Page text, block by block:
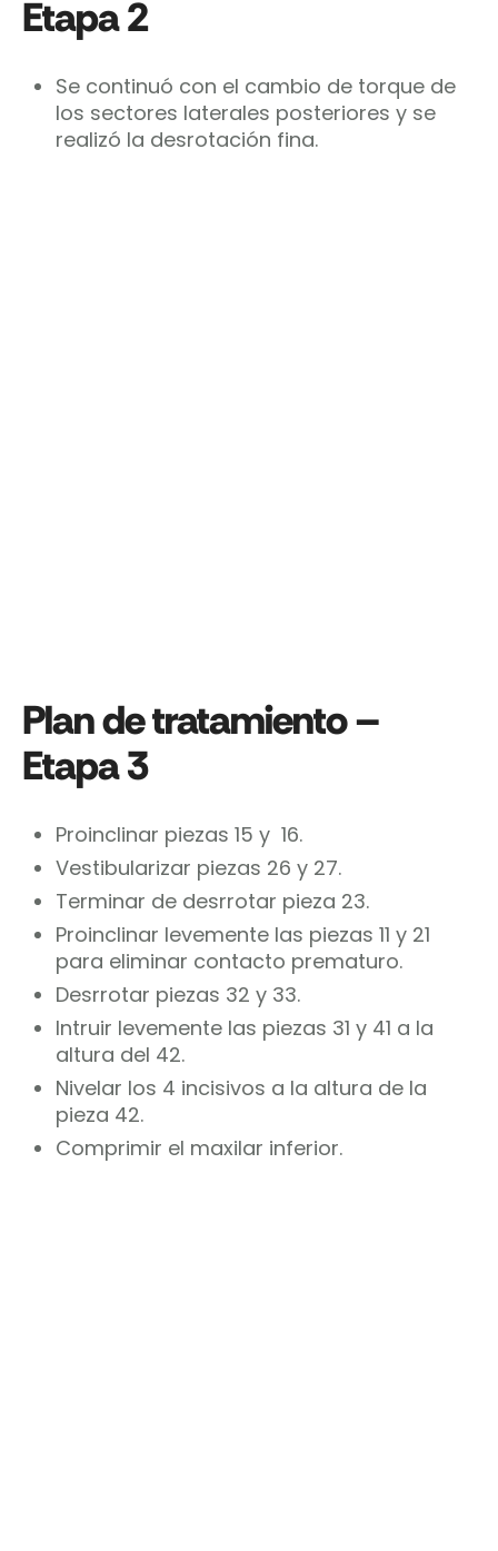
Etapa 2
Se continuó con el cambio de torque de
los sectores laterales posteriores y se
realizó la desrotación fina.
Plan de tratamiento –
Etapa 3
Proinclinar piezas 15 y 16.
Vestibularizar piezas 26 y 27.
Terminar de desrrotar pieza 23.
Proinclinar levemente las piezas 11 y 21
para eliminar contacto prematuro.
Desrrotar piezas 32 y 33.
Intruir levemente las piezas 31 y 41 a la
altura del 42.
Nivelar los 4 incisivos a la altura de la
pieza 42.
Comprimir el maxilar inferior.